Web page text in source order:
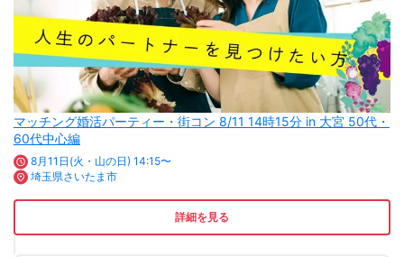
マッチング婚活パーティー・街コン 8/11 14時15分 in 大宮 50代・
60代中心編
8月11日(火・山の日) 14:15〜
埼玉県さいたま市
詳細を見る